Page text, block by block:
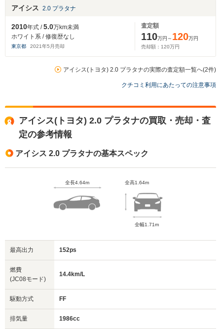
アイシス 2.0 プラタナ
2010年式 /5.0万km未満
ホワイト系 / 修復歴なし
東京都 2021年5 月売却
査定額
110万円～ 120万円
売却額： 120万円
アイシス(トヨタ) 2.0 プラタナの実際の査定額一覧へ(2件)
クチコミ利用にあたっての注意事項
アイシス(トヨタ) 2.0 プラタナの買取・売却・査
定の参考情報
アイシス 2.0 プラタナの基本スペック
全長4.64m 全高1.64m
全幅1.71m
最高出力 152ps
燃費
(JC08モード)
14.4km/L
駆動方式 FF
排気量 1986cc